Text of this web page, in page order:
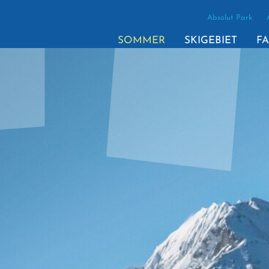
Absolut Park
SOMMER SKIGEBIET